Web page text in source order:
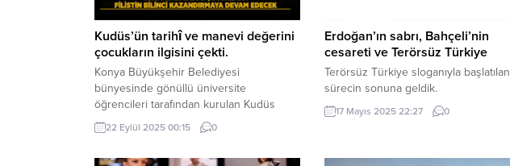
Kudüs’ün tarihî ve manevi değerini
çocukların ilgisini çekti.
Konya Büyükşehir Belediyesi
bünyesinde gönüllü üniversite
öğrencileri tarafından kurulan Kudüs
Çalışma Grubu’nun çocuklara Filistin
bilinci kazandırmak amacıyla yürüttüğü
22 Eylül 2025 00:15 0
Erdoğan’ın sabrı, Bahçeli’nin
cesareti ve Terörsüz Türkiye
Terörsüz Türkiye sloganıyla başlatılan
sürecin sonuna geldik.
17 Mayıs 2025 22:27 0